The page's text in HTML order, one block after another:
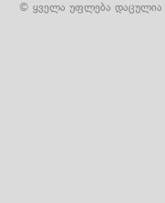
© ყველა უფლება დაცულია